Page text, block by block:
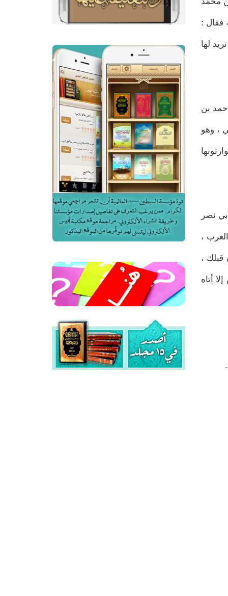
فقال :
لها
بن
، وهو
نصر
العرابة (7) وحوشاً بأرض العرب ،
لم أعطه أحداً كان قبلك ،
إلا أتاه